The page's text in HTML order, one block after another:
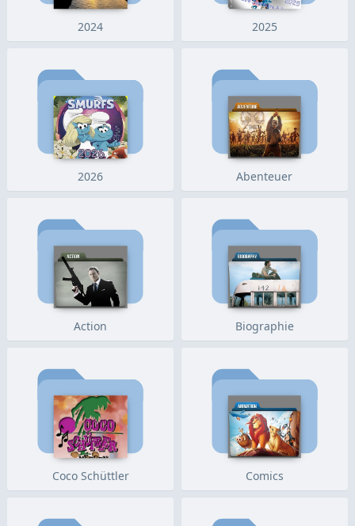
2024 2025
2026 Abenteuer
Action Biographie
Coco Schüttler Comics